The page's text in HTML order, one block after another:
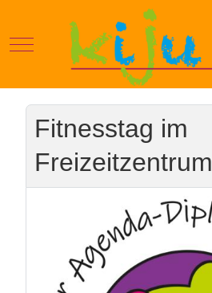
Mobile Menu Toggle
Fitnesstag im
Freizeitzentrum